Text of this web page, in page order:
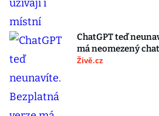
ChatGPT teď
má neomezený
Živě.cz